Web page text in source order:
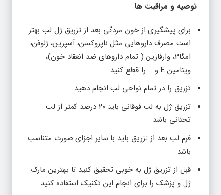
توصیه و مراقبت ها
برای پیشگیری از خون مردگی بعد از تزریق ژل لب بهتر
است مصرف داروهایی مثل ناپروکسن، آسپرین، ژلوفن،
امگا3، وارفارین ( تمام داروهای ضد انعقاد خون)،
ویتامین E و … را قطع کنید.
تزریق را در تمام نواحی لب انجام دهید
تزریق ژل به لب فوقانی باید ۲۰ درصد کمتر از لب
تحتانی باشد
فرم لب بعد از تزریق باید با سایر اجزای صورت متناسب
باشد
قبل از تزریق ژل به خوبی تحقیق کنید تا بهترین مارک
ژل و پزشک را برای انجام این تکنیک استفاده کنید